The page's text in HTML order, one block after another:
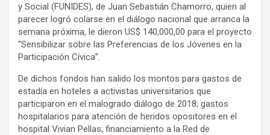
y Social (FUNIDES), de Juan Sebastián Chamorro, quien al
parecer logró colarse en el diálogo nacional que arranca la
semana próxima, le dieron US$ 140,000,00 para el proyecto
“Sensibilizar sobre las Preferencias de los Jóvenes en la
Participación Cívica”.
De dichos fondos han salido los montos para gastos de
estadía en hoteles a activistas universitarios que
participaron en el malogrado diálogo de 2018; gastos
hospitalarios para atención de heridos opositores en el
hospital Vivian Pellas; financiamiento a la Red de